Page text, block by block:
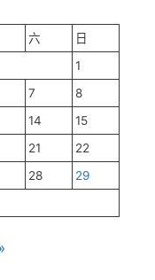
六
日
1
7
8
14
15
21
22
28
29